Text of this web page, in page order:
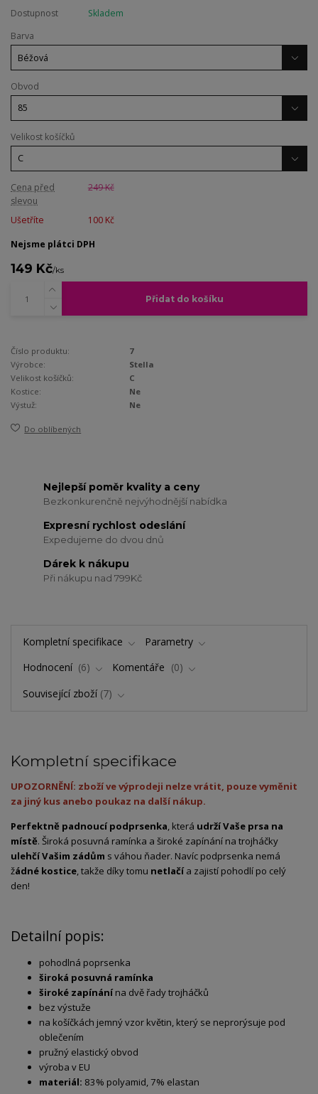
Dostupnost
Skladem
Barva
Obvod
Velikost košíčků
Cena před
slevou
249 Kč
Ušetříte
100 Kč
Nejsme plátci DPH
149 Kč/ks
Přidat do košíku
Číslo produktu:
7
Výrobce:
Stella
Velikost košíčků:
C
Kostice:
Ne
Výstuž:
Ne
Do oblíbených
Nejlepší poměr kvality a ceny
Bezkonkurenčně nejvýhodnější nabídka
Expresní rychlost odeslání
Expedujeme do dvou dnů
Dárek k nákupu
Při nákupu nad 799Kč
Kompletní specifikace
Parametry
Hodnocení
6 Komentáře
0
Související zboží 7
Kompletní specifikace
UPOZORNĚNÍ: zboží ve výprodeji nelze vrátit, pouze vyměnit
za jiný kus anebo poukaz na další nákup.
Perfektně padnoucí podprsenka, která udrží Vaše prsa na
místě. Široká posuvná ramínka a široké zapínání na trojháčky
ulehčí Vašim zádům s váhou ňader. Navíc podprsenka nemá
žádné kostice, takže díky tomu netlačía zajistí pohodlí po celý
den!
Detailní popis:
pohodlná poprsenka
široká posuvná ramínka
široké zapínánína dvě řady trojháčků
bez výstuže
na košíčkách jemný vzor květin, který se neprorýsuje pod
oblečením
pružný elastický obvod
výroba v EU
materiál: 83% polyamid, 7% elastan